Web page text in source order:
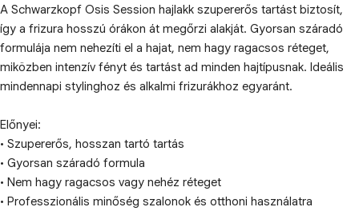
A Schwarzkopf Osis Session hajlakk szupererős tartást biztosít,
így a frizura hosszú órákon át megőrzi alakját. Gyorsan száradó
formulája nem nehezíti el a hajat, nem hagy ragacsos réteget,
miközben intenzív fényt és tartást ad minden hajtípusnak. Ideális
mindennapi stylinghoz és alkalmi frizurákhoz egyaránt.
Előnyei:
• Szupererős, hosszan tartó tartás
• Gyorsan száradó formula
• Nem hagy ragacsos vagy nehéz réteget
• Professzionális minőség szalonok és otthoni használatra